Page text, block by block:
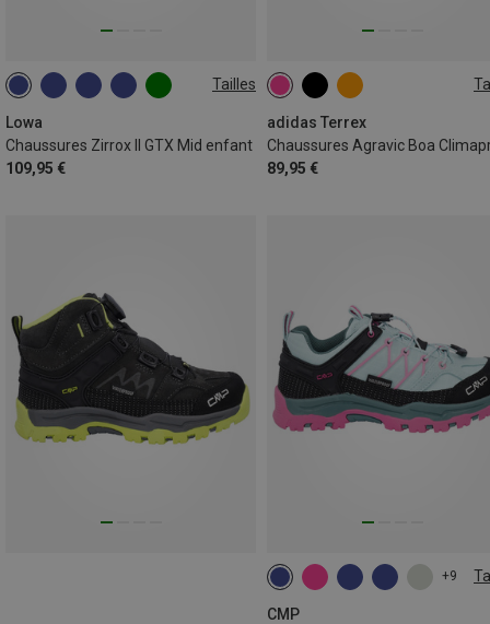
Tailles
Lowa
Chaussures Zirrox II GTX Mid enfant
109,95 €
adidas Terrex
89,95 €
+9
CMP